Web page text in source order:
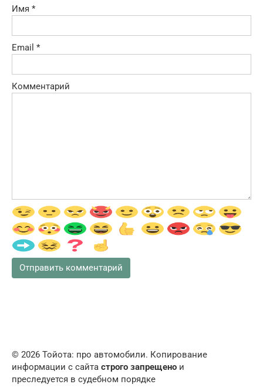
Имя *
Email *
Комментарий
© 2026 Тойота: про автомобили. Копирование
информации с сайта строго запрещено и
преследуется в судебном порядке